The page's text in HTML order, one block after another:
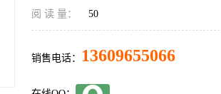
阅 读 量： 50
销售电话： 13609655066